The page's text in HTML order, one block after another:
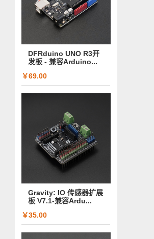
DFRduino UNO R3开
发板 - 兼容Arduino...
￥69.00
Gravity: IO 传感器扩展
板 V7.1-兼容Ardu...
￥35.00